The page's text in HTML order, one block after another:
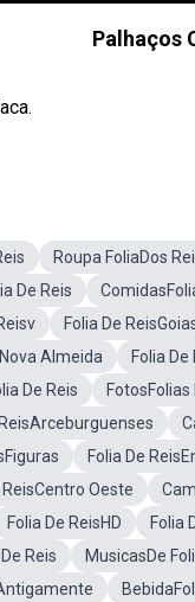
Palhaços
Roupa FoliaDos
De Reis
Folia De
Almeida Folia
De Reis FotosFolias
Folia De
ReisCentro Oeste
Folia De ReisHD Folia
Reis MusicasDe